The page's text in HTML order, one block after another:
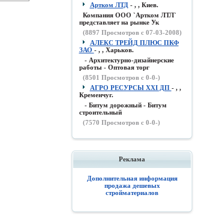
Артком ЛТД- , , Киев.
Компания ООО `Артком ЛТЛ`
представляет на рынке Ук
(8897 Просмотров с 07-03-2008)
АЛЕКС ТРЕЙД ПЛЮС ПКФ
ЗАО - , , Харьков.
- Архитектурно-дизайнерские
работы - Оптовая торг
(8501 Просмотров с 0-0-)
АГРО РЕСУРСЫ XXI ДП - , ,
Кременчуг.
- Битум дорожный - Битум
строительный
(7570 Просмотров с 0-0-)
Реклама
Дополнительная информация
продажа дешевых
стройматериалов